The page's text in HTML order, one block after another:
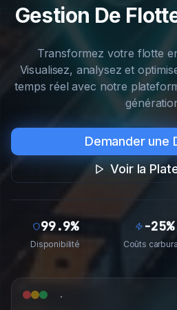
Gestion De
Transformez votre flotte
Visualisez, analysez et
temps réel avec notre
Demander une
Voir la
99.9%
Disponibilité
-25%
Coûts
.